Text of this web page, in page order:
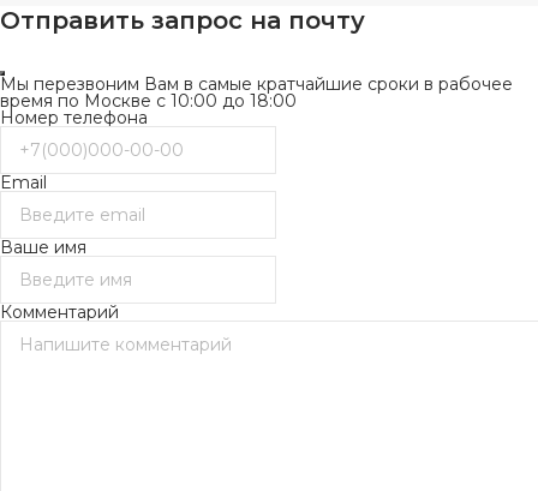
Отправить запрос на почту
Мы перезвоним Вам в самые кратчайшие сроки в рабочее
время по Москве с 10:00 до 18:00
Номер телефона
Email
Ваше имя
Комментарий